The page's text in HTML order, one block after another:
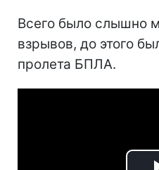
Всего было слышно
взрывов, до этого
пролета БПЛА.